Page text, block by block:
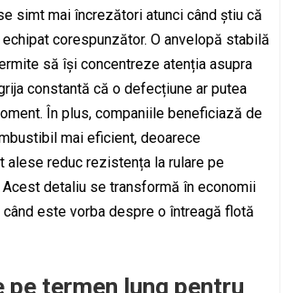
simt mai încrezători atunci când știu că
corespunzător. O anvelopă stabilă
să își concentreze atenția asupra
constantă că o defecțiune ar putea
În plus, companiile beneficiază de
mai eficient, deoarece
alese reduc rezistența la rulare pe
detaliu se transformă în economii
când este vorba despre o întreagă flotă
pe termen lung pentru